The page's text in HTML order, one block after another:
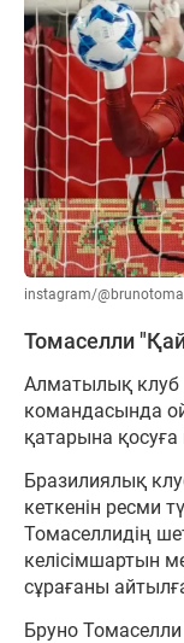
instagram/
Томаселли
Алматылық клуб
командасында
қатарына қосуға
Бразилиялық
кеткенін ресми
Томаселлидің
келісімшартын
сұрағаны
Бруно